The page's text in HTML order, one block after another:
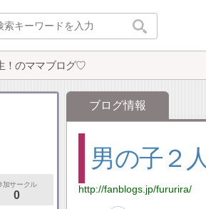
！のママブログ♡
ブログ情報
男の子２
http://fanblogs.jp/fururira/
加サークル
0